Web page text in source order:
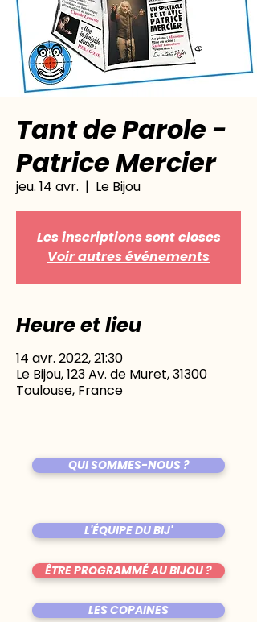
Tant de Parole -
Patrice Mercier
jeu. 14 avr.
  |
Le Bijou
Les inscriptions sont closes
Voir autres événements
Heure et lieu
14 avr. 2022, 21:30
Le Bijou, 123 Av. de Muret, 31300
Toulouse, France
QUI SOMMES-NOUS ?
L'ÉQUIPE DU BIJ'
ÊTRE PROGRAMMÉ AU BIJOU ?
LES COPAINES